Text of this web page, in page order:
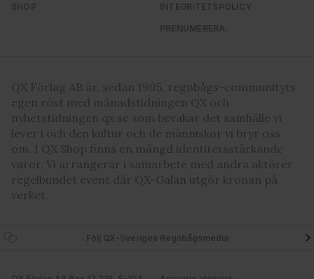
SHOP INTEGRITETSPOLICY
PRENUMERERA
QX Förlag AB är, sedan 1995, regnbågs-communityts
egen röst med månadstidningen QX och
nyhetstidningen qx.se som bevakar det samhälle vi
lever i och den kultur och de människor vi bryr oss
om. I QX Shop finns en mängd identitetsstärkande
varor. Vi arrangerar i samarbete med andra aktörer
regelbundet event där QX-Galan utgör kronan på
verket.
Följ QX-Sveriges Regnbågsmedia